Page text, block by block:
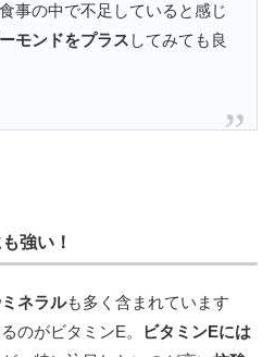
事の中で不足していると感じ
モンドをプラス してみても良
強い！
ネラルも多く含まれています
のがビタミンE。
ビタミンEには